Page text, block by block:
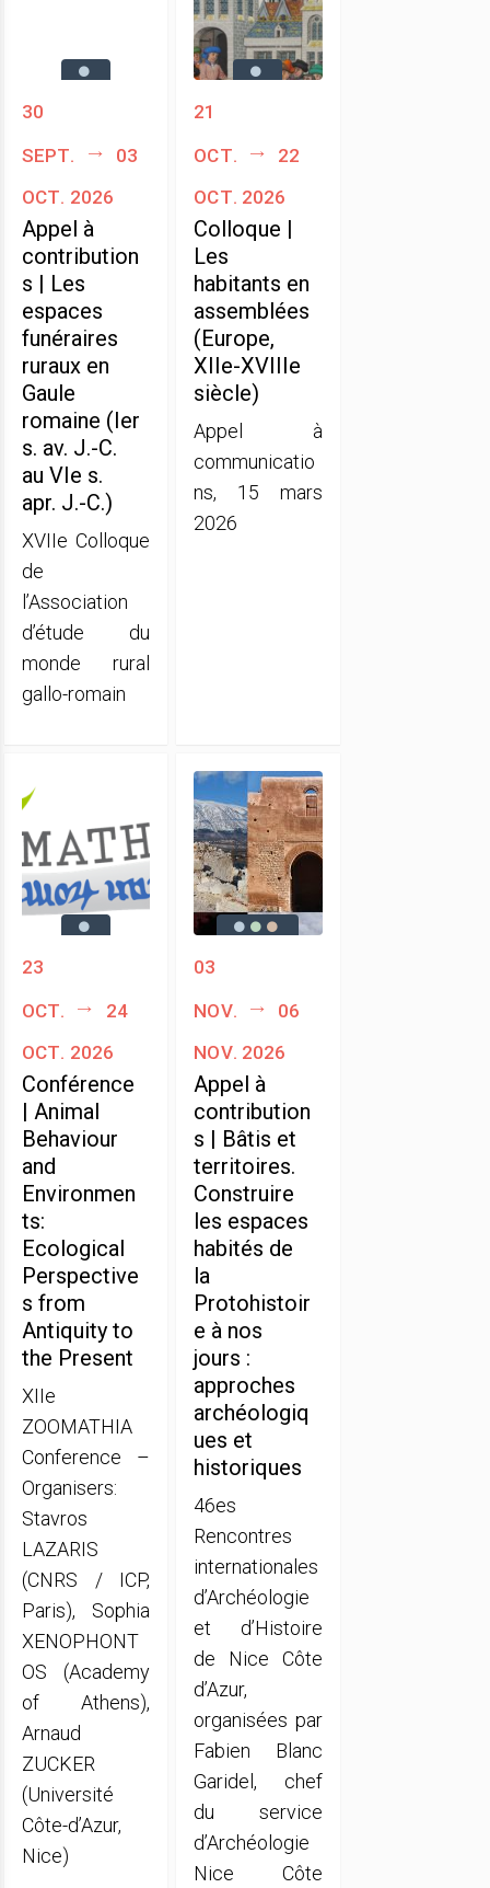
30
sept.
03
oct. 2026
Appel à
contribution
s | Les
espaces
funéraires
ruraux en
Gaule
romaine (Ier
s. av. J.-C.
au VIe s.
apr. J.-C.)
XVIIe Colloque
de
l’Association
d’étude du
monde rural
gallo-romain
21
oct.
22
oct. 2026
Colloque |
Les
habitants en
assemblées
(Europe,
XIIe-XVIIIe
siècle)
Appel à
communicatio
ns, 15 mars
2026
23
oct.
24
oct. 2026
Conférence
| Animal
Behaviour
and
Environmen
ts:
Ecological
Perspective
s from
Antiquity to
the Present
XIIe
ZOOMATHIA
Conference –
Organisers:
Stavros
LAZARIS
(CNRS / ICP,
Paris), Sophia
XENOPHONT
OS (Academy
of Athens),
Arnaud
ZUCKER
(Université
Côte-d’Azur,
Nice)
03
nov.
06
nov. 2026
Appel à
contribution
s | Bâtis et
territoires.
Construire
les espaces
habités de
la
Protohistoir
e à nos
jours :
approches
archéologiq
ues et
historiques
46es
Rencontres
internationales
d’Archéologie
et d’Histoire
de Nice Côte
d’Azur,
organisées par
Fabien Blanc
Garidel, chef
du service
d’Archéologie
Nice Côte